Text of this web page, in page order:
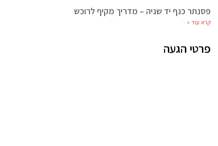
פסנתר כנף יד שניה – מדריך מקיף לרוכש
קרא עוד »
פרטי הגעה